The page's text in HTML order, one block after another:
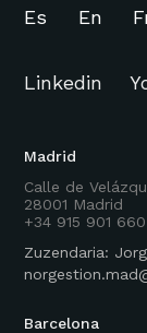
Madrid
Calle de
28001 Madrid
+34 915 901 660
Zuzendaria:
Barcelona
Es En
Linkedin